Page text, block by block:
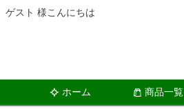
ゲスト 様こんにちは
ホーム 商品一覧